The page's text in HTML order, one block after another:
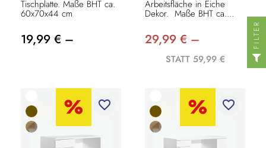
Tischplatte. Maße BHT ca.
60x70x44 cm
19,99 € –
Arbeitsfläche in Eiche
Dekor. Maße BHT ca....
29,99 € –
STATT 59,99 €
favorite_border favorite_border
FILTER